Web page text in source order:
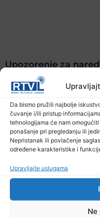
Da bismo pružili najbolje
čuvanje i/ili pristup
tehnologijama će nam
ponašanje pri pregledanju ili
Nepristanak ili povlačenje
određene karakteristike i
Upravljajte uslugama
Upozorenje za
prijete Balkanu, u
6. Augusta 2026.